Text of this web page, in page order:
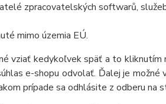
zpracovatelských softwarů,
mimo územia EÚ.
vziať kedykoľvek späť a to
e-shopu odvolať. Ďalej je
prípade sa odhlásite z odberu na